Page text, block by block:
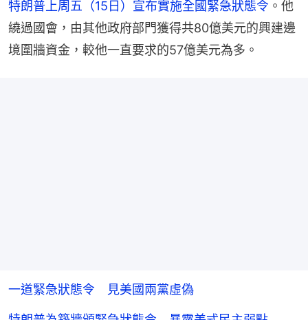
特朗普上周五（15日）宣布實施全國緊急狀態令 。他
繞過國會，由其他政府部門獲得共80億美元的興建邊
境圍牆資金，較他一直要求的57億美元為多。
一道緊急狀態令 見美國兩黨虛偽